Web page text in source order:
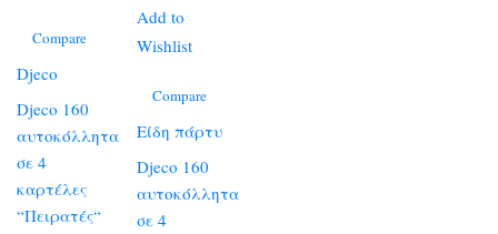
Compare
Djeco
Djeco 160
αυτοκόλλητα
σε 4
καρτέλες
“Πειρατές“
Add to
Wishlist
Compare
Είδη πάρτυ
Djeco 160
αυτοκόλλητα
σε 4